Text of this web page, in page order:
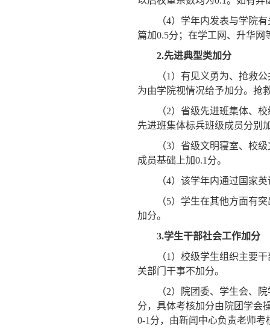
（4）学年内发表与学院
篇加0.5分；在学工网、升华网
2.先进典型类加分
（1 ）有见义勇为、抢救
为由学院视情况给予加分。抢
（2）省级先进班集体、
先进班集体标兵班级成员分别
（3）省级文明寝室、校
成员基础上加0.1 分。
（4）该学年内通过国家
（5）学生在其他方面有
加分。
3.学生干部社会工作加分
（1 ）校级学生组织主要干
关部门干事不加分。
（2）院团委、学生会、
分，具体考核加分由院团学会
0-1 分，由新闻中心负责老师